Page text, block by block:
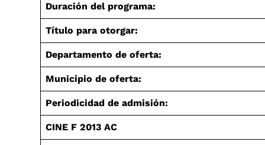
Duración del programa:
Título para otorgar:
Departamento de oferta:
Municipio de oferta:
Periodicidad de admisión:
CINE F 2013 AC